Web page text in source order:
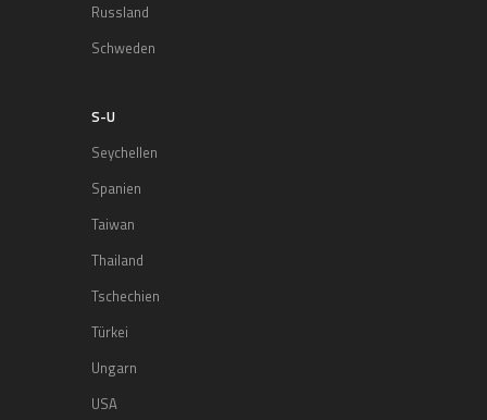
Russland
Schweden
S-U
Seychellen
Spanien
Taiwan
Thailand
Tschechien
Türkei
Ungarn
USA